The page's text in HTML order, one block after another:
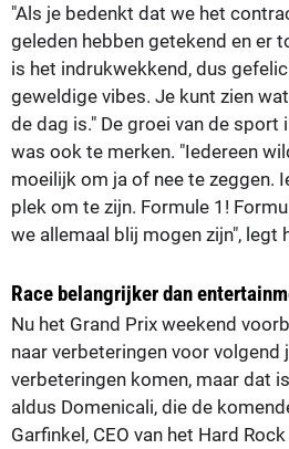
"Als je bedenkt dat we het
geleden hebben getekend en er
is het indrukwekkend, dus
geweldige vibes. Je kunt zien
de dag is." De groei van de sport
was ook te merken. "Iedereen
moeilijk om ja of nee te zeggen.
plek om te zijn. Formule 1!
we allemaal blij mogen zijn", legt
Race belangrijker dan
Nu het Grand Prix weekend
naar verbeteringen voor volgend
verbeteringen komen, maar dat
aldus Domenicali, die de
Garfinkel, CEO van het Hard